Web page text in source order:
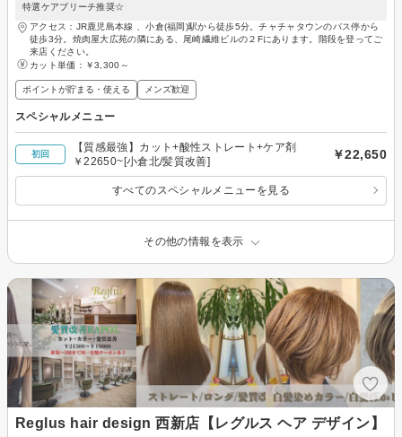
特選ケアブリーチ推奨☆
アクセス：JR鹿児島本線 、小倉(福岡)駅から徒歩5分。チャチャタウンのバス停から
徒歩3分。焼肉屋大広苑の隣にある、尾崎繊維ビルの２Fにあります。階段を登ってご
来店ください。
カット単価： ￥3,300～
ポイントが貯まる・使える メンズ歓迎
スペシャルメニュー
初回
【質感最強】カット+酸性ストレート+ケア剤
￥22650~[小倉北/髪質改善]
￥22,650
すべてのスペシャルメニューを見る
その他の情報を表示
Reglus hair design 西新店【レグルス ヘア デザイン】